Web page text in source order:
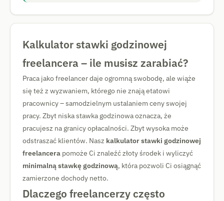
Kalkulator stawki godzinowej
freelancera – ile musisz zarabiać?
Praca jako freelancer daje ogromną swobodę, ale wiąże
się też z wyzwaniem, którego nie znają etatowi
pracownicy – samodzielnym ustalaniem ceny swojej
pracy. Zbyt niska stawka godzinowa oznacza, że
pracujesz na granicy opłacalności. Zbyt wysoka może
odstraszać klientów. Nasz kalkulator stawki godzinowej
freelancera pomoże Ci znaleźć złoty środek i wyliczyć
minimalną stawkę godzinową, która pozwoli Ci osiągnąć
zamierzone dochody netto.
Dlaczego freelancerzy często